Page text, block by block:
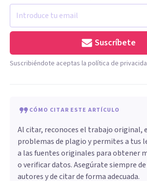
Suscríbete
Suscribiéndote aceptas la política de
CÓMO CITAR ESTE ARTÍCULO
Al citar, reconoces el trabajo original,
problemas de plagio y permites a tus
a las fuentes originales para obtener
o verificar datos. Asegúrate siempre
autores y de citar de forma adecuada.